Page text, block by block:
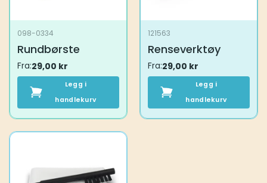
098-0334
Rundbørste
Fra:29,00 kr
Legg i
handlekurv
121563
Renseverktøy
Fra:29,00 kr
Legg i
handlekurv